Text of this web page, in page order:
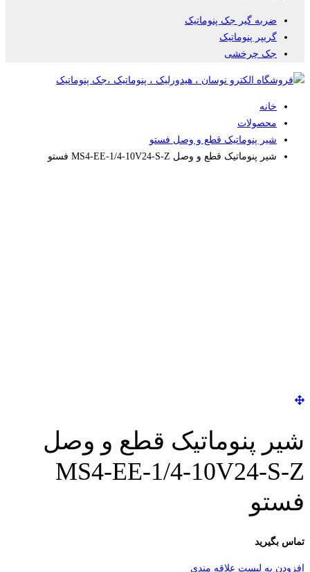
ضربه گیر جک پنوماتیک
گریپر پنوماتیک
جک چرخشی
خانه
محصولات
شیر پنوماتیک قطع و وصل فستو
شیر پنوماتیک قطع و وصل MS4-EE-1/4-10V24-S-Z فستو
شیر پنوماتیک قطع و وصل
MS4-EE-1/4-10V24-S-Z
فستو
تماس بگیرید
افزودن به لیست علاقه مندی